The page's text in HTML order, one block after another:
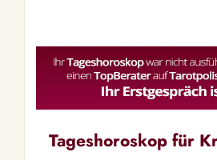
Tageshoroskop für